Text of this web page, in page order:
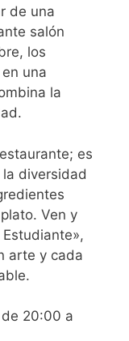
de una
salón
los
una
la
es
diversidad
Ven y
arte y cada
20:00 a